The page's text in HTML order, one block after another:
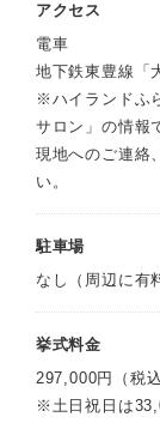
アクセス
電車
地下鉄東豊線「
※ハイランドふ
サロン」の情報
現地へのご連絡
い。
駐車場
なし（周辺に有
挙式料金
297,000円（税込
※土日祝日は